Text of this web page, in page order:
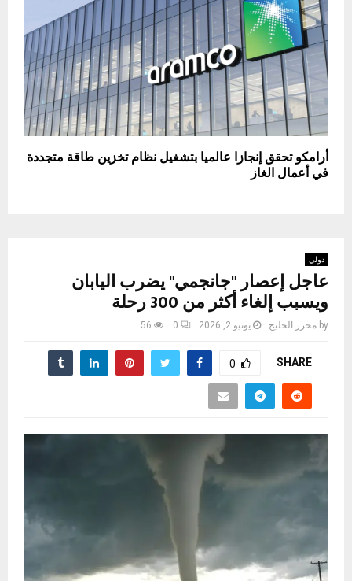
أرامكو تحقق إنجازا عالميا بتشغيل نظام تخزين طاقة متجددة
في أعمال الغاز
دولي
عاجل إعصار "جانجمي" يضرب اليابان
ويسبب إلغاء أكثر من 300 رحلة
by محرر الخليج يونيو 2, 2026 0
56
SHARE
0